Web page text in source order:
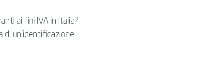
ai fini IVA in Italia?
di un’identificazione